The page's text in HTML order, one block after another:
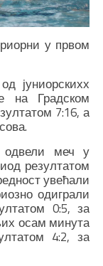
у првом
јуниорскихх
на Градском
7:16, а
одвели меч у
резултатом
увећали
одиграли
0:5, за
осам минута
4:2, за